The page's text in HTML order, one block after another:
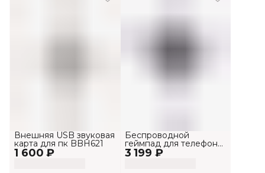
1 600 ₽
Внешняя USB звуковая
карта для пк BBH621
3 199 ₽
Беспроводной
геймпад для телефона
и Пк G158BT Pro